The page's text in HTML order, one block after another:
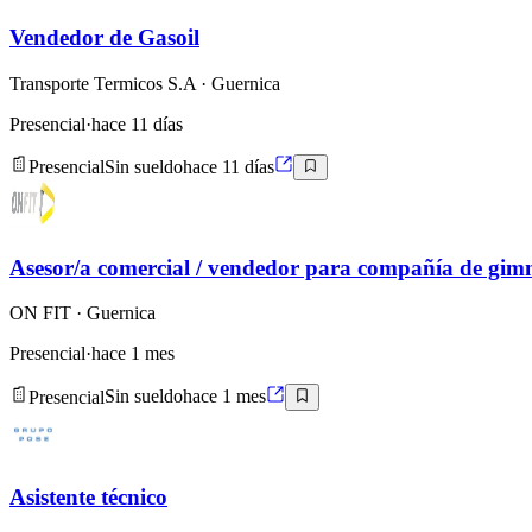
Vendedor de Gasoil
Transporte Termicos S.A · Guernica
Presencial·hace 11 días
PresencialSin sueldohace 11 días
Asesor/a comercial / vendedor para compañía de
ON FIT · Guernica
Presencial·hace 1 mes
PresencialSin sueldohace 1 mes
Asistente técnico